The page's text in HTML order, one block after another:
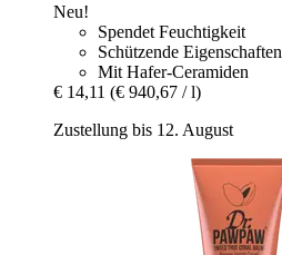
Neu!
Spendet Feuchtigkeit
Schützende Eigenschaften
Mit Hafer-Ceramiden
€ 14,11 (€ 940,67 / l)
Zustellung bis 12. August